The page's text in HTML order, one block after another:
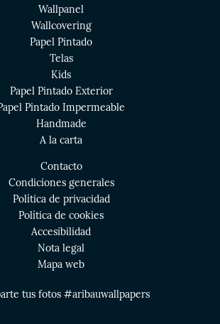
Wallpanel
Wallcovering
Papel Pintado
Telas
Kids
Papel Pintado Exterior
Pintado Impermeable
Handmade
A la carta
Contacto
Condiciones generales
Política de privacidad
Política de cookies
Accesibilidad
Nota legal
Mapa web
tus fotos #aribauwallpapers